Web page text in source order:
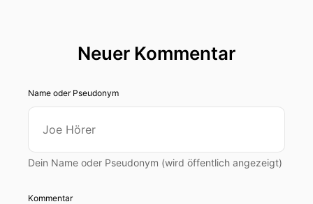
Neuer Kommentar
Name oder Pseudonym
Dein Name oder Pseudonym (wird öffentlich angezeigt)
Kommentar